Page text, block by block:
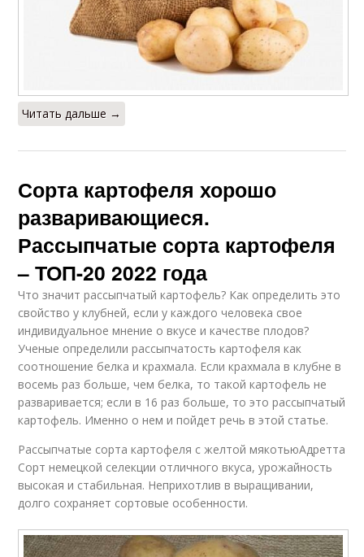
Читать дальше →
Сорта картофеля хорошо
разваривающиеся.
Рассыпчатые сорта картофеля
– ТОП-20 2022 года
Что значит рассыпчатый картофель? Как определить это
свойство у клубней, если у каждого человека свое
индивидуальное мнение о вкусе и качестве плодов?
Ученые определили рассыпчатость картофеля как
соотношение белка и крахмала. Если крахмала в клубне в
восемь раз больше, чем белка, то такой картофель не
разваривается; если в 16 раз больше, то это рассыпчатый
картофель. Именно о нем и пойдет речь в этой статье.
Рассыпчатые сорта картофеля с желтой мякотьюАдретта
Сорт немецкой селекции отличного вкуса, урожайность
высокая и стабильная. Неприхотлив в выращивании,
долго сохраняет сортовые особенности.